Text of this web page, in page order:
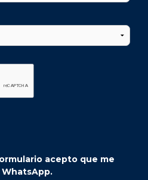
acepto que me